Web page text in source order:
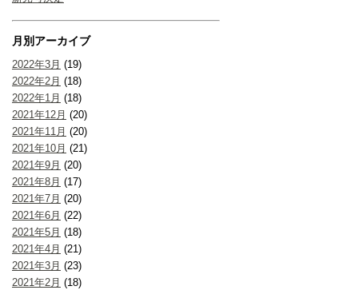
月別アーカイブ
2022年3月 (19)
2022年2月 (18)
2022年1月 (18)
2021年12月 (20)
2021年11月 (20)
2021年10月 (21)
2021年9月 (20)
2021年8月 (17)
2021年7月 (20)
2021年6月 (22)
2021年5月 (18)
2021年4月 (21)
2021年3月 (23)
2021年2月 (18)